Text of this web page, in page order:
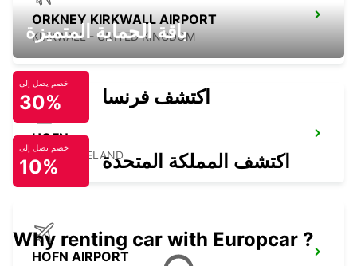
ORKNEY KIRKWALL AIRPORT
KIRKWALL - UNITED KINGDOM
HOFN
HOFN - ICELAND
HOFN AIRPORT
باقة الحماية المتميزة
خصم يصل إلى
30% اكتشف فرنسا
خصم يصل إلى
10% اكتشف المملكة المتحدة
Why renting car with Europcar ?